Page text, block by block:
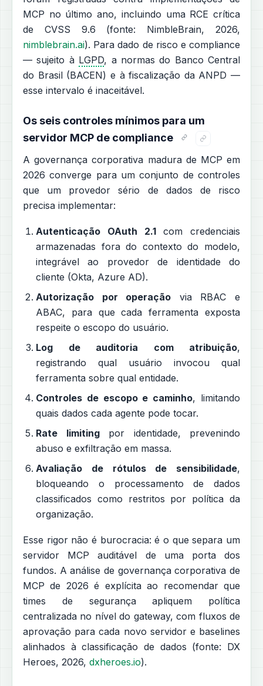
MCP no último ano, incluindo uma RCE crítica
de CVSS 9.6 (fonte: NimbleBrain, 2026,
nimblebrain.ai). Para dado de risco e compliance
— sujeito à LGPD, a normas do Banco Central
do Brasil (BACEN) e à fiscalização da ANPD —
esse intervalo é inaceitável.
Os seis controles mínimos para um
servidor MCP de compliance
A governança corporativa madura de MCP em
2026 converge para um conjunto de controles
que um provedor sério de dados de risco
precisa implementar:
Autenticação OAuth 2.1com credenciais
armazenadas fora do contexto do modelo,
integrável ao provedor de identidade do
cliente (Okta, Azure AD).
Autorização por operação via RBAC e
ABAC, para que cada ferramenta exposta
respeite o escopo do usuário.
Log de auditoria com atribuição,
registrando qual usuário invocou qual
ferramenta sobre qual entidade.
Controles de escopo e caminho, limitando
quais dados cada agente pode tocar.
Rate limitingpor identidade, prevenindo
abuso e exfiltração em massa.
Avaliação de rótulos de sensibilidade,
bloqueando o processamento de dados
classificados como restritos por política da
organização.
Esse rigor não é burocracia: é o que separa um
servidor MCP auditável de uma porta dos
fundos. A análise de governança corporativa de
MCP de 2026 é explícita ao recomendar que
times de segurança apliquem política
centralizada no nível do gateway, com fluxos de
aprovação para cada novo servidor e baselines
alinhados à classificação de dados (fonte: DX
Heroes, 2026, dxheroes.io).